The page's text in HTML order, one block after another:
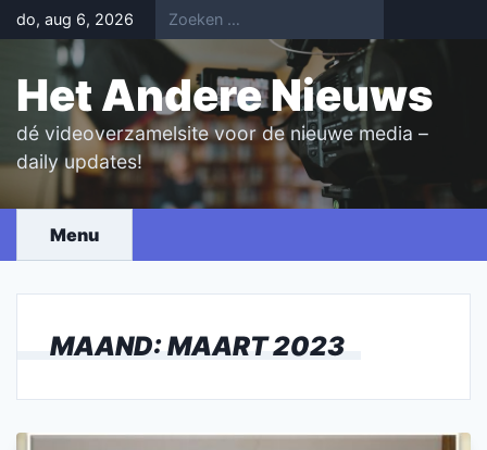
Skip
to
content
do, aug 6, 2026
Het Andere Nieuws
dé videoverzamelsite voor de nieuwe media –
daily updates!
Menu
MAAND:MAART 2023